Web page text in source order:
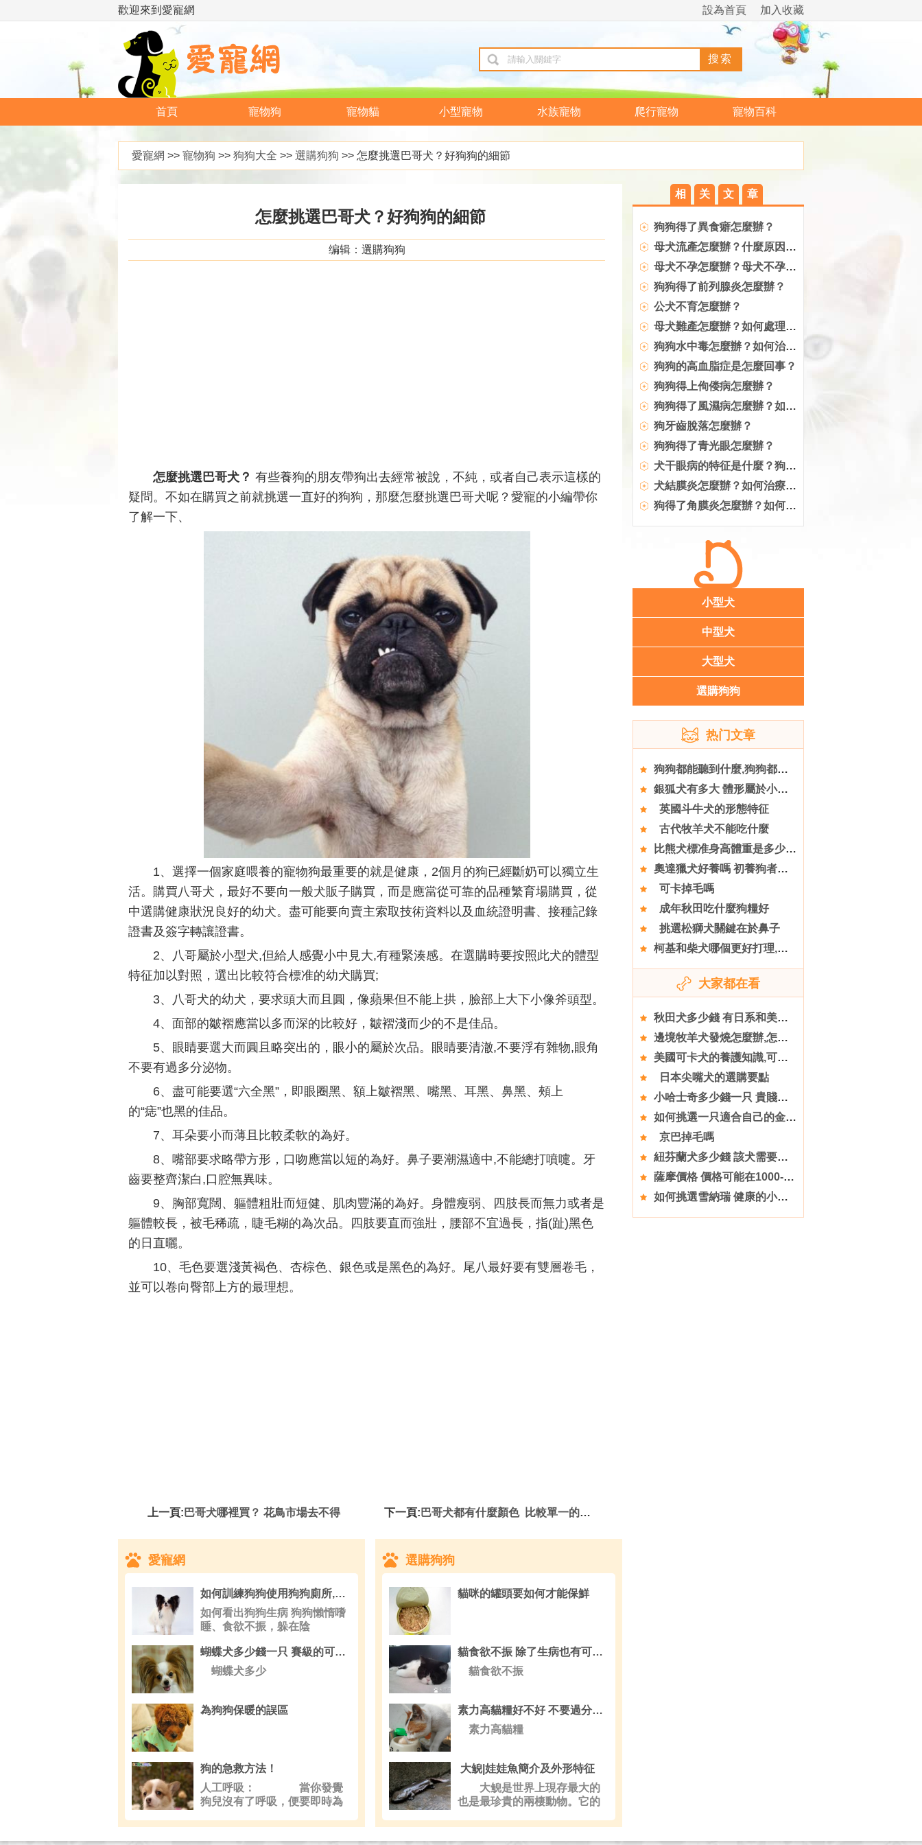
歡迎來到愛寵網 加入收藏
設為首頁
首頁 寵物狗 寵物貓 小型寵物 水族寵物 爬行寵物 寵物百科
愛寵網 >> 寵物狗 >> 狗狗大全 >> 選購狗狗 >> 怎麼挑選巴哥犬？好狗狗的細節
怎麼挑選巴哥犬？好狗狗的細節
编辑：選購狗狗
怎麼挑選巴哥犬 ？ 有些養狗的朋友帶狗出去經常被說，不純，或者自己表示這樣的
疑問。不如在購買之前就挑選一直好的狗狗，那麼怎麼挑選巴哥犬呢？愛寵的小編帶你
了解一下、
1、選擇一個家庭喂養的寵物狗最重要的就是健康，2個月的狗已經斷奶可以獨立生
活。購買八哥犬，最好不要向一般犬販子購買，而是應當從可靠的品種繁育場購買，從
中選購健康狀況良好的幼犬。盡可能要向賣主索取技術資料以及血統證明書、接種記錄
證書及簽字轉讓證書。
2、八哥屬於小型犬,但給人感覺小中見大,有種緊湊感。在選購時要按照此犬的體型
特征加以對照，選出比較符合標准的幼犬購買;
3、八哥犬的幼犬，要求頭大而且圓，像蘋果但不能上拱，臉部上大下小像斧頭型。
4、面部的皺褶應當以多而深的比較好，皺褶淺而少的不是佳品。
5、眼睛要選大而圓且略突出的，眼小的屬於次品。眼睛要清澈,不要浮有雜物,眼角
不要有過多分泌物。
6、盡可能要選“六全黑”，即眼圈黑、額上皺褶黑、嘴黑、耳黑、鼻黑、頰上
的“痣”也黑的佳品。
7、耳朵要小而薄且比較柔軟的為好。
8、嘴部要求略帶方形，口吻應當以短的為好。鼻子要潮濕適中,不能總打噴嚏。牙
齒要整齊潔白,口腔無異味。
9、胸部寬闊、軀體粗壯而短健、肌肉豐滿的為好。身體瘦弱、四肢長而無力或者是
軀體較長，被毛稀疏，睫毛糊的為次品。四肢要直而強壯，腰部不宜過長，指(趾)黑色
的日直曬。
10、毛色要選淺黃褐色、杏棕色、銀色或是黑色的為好。尾八最好要有雙層卷毛，
並可以卷向臀部上方的最理想。
上一頁: 巴哥犬哪裡買？ 花鳥市場去不得 下一頁: 巴哥犬都有什麼顏色 比較單一的顏色是不是你喜歡的呢
愛寵網
如何訓練狗狗使用狗狗廁所,如何從動作判斷狗狗的心情
如何看出狗狗生病 狗狗懶惰嗜
睡、食欲不振，躲在陰
蝴蝶犬多少錢一只 賽級的可能會在1-2萬元
蝴蝶犬多少
為狗狗保暖的誤區
狗的急救方法！
人工呼吸： 當你發覺
狗兒沒有了呼吸，便要即時為
選購狗狗
貓咪的罐頭要如何才能保鮮
貓食欲不振 除了生病也有可能食物變質
貓食欲不振
素力高貓糧好不好 不要過分依賴貓糧
素力高貓糧
大鲵|娃娃魚簡介及外形特征
大鲵是世界上現存最大的
也是最珍貴的兩棲動物。它的
相 关 文 章
狗狗得了異食癖怎麼辦？
母犬流產怎麼辦？什麼原因導致母犬流產？
母犬不孕怎麼辦？母犬不孕的原因是什麼？
狗狗得了前列腺炎怎麼辦？
公犬不育怎麼辦？
母犬難產怎麼辦？如何處理難產的狗狗？
狗狗水中毒怎麼辦？如何治療？
狗狗的高血脂症是怎麼回事？
狗狗得上佝偻病怎麼辦？
狗狗得了風濕病怎麼辦？如何治療犬風濕病？
狗牙齒脫落怎麼辦？
狗狗得了青光眼怎麼辦？
犬干眼病的特征是什麼？狗狗得了干眼病怎麼辦？
犬結膜炎怎麼辦？如何治療犬結膜炎？
狗得了角膜炎怎麼辦？如何治療犬角膜炎
小型犬
中型犬
大型犬
選購狗狗
热门文章
狗狗都能聽到什麼,狗狗都是色盲嗎
銀狐犬有多大 體形屬於小型犬
英國斗牛犬的形態特征
古代牧羊犬不能吃什麼
比熊犬標准身高體重是多少？飲食配方有哪些？
奧達獵犬好養嗎 初養狗者慎重
可卡掉毛嗎
成年秋田吃什麼狗糧好
挑選松獅犬關鍵在於鼻子
柯基和柴犬哪個更好打理,柴犬感冒怎麼辦
大家都在看
秋田犬多少錢 有日系和美系兩種秋田犬
邊境牧羊犬發燒怎麼辦,怎麼給邊境牧羊犬起名
美國可卡犬的養護知識,可卡犬
日本尖嘴犬的選購要點
小哈士奇多少錢一只 貴賤並非是只看價格的
如何挑選一只適合自己的金毛犬
京巴掉毛嗎
紐芬蘭犬多少錢 該犬需要較大的活動空間
薩摩價格 價格可能在1000-2000元左右
如何挑選雪納瑞 健康的小雪精神狀態好